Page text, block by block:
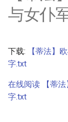
始
索
其他信息
与女仆
下载:
【蒂法】
字.txt
在线阅读 【蒂
字.txt